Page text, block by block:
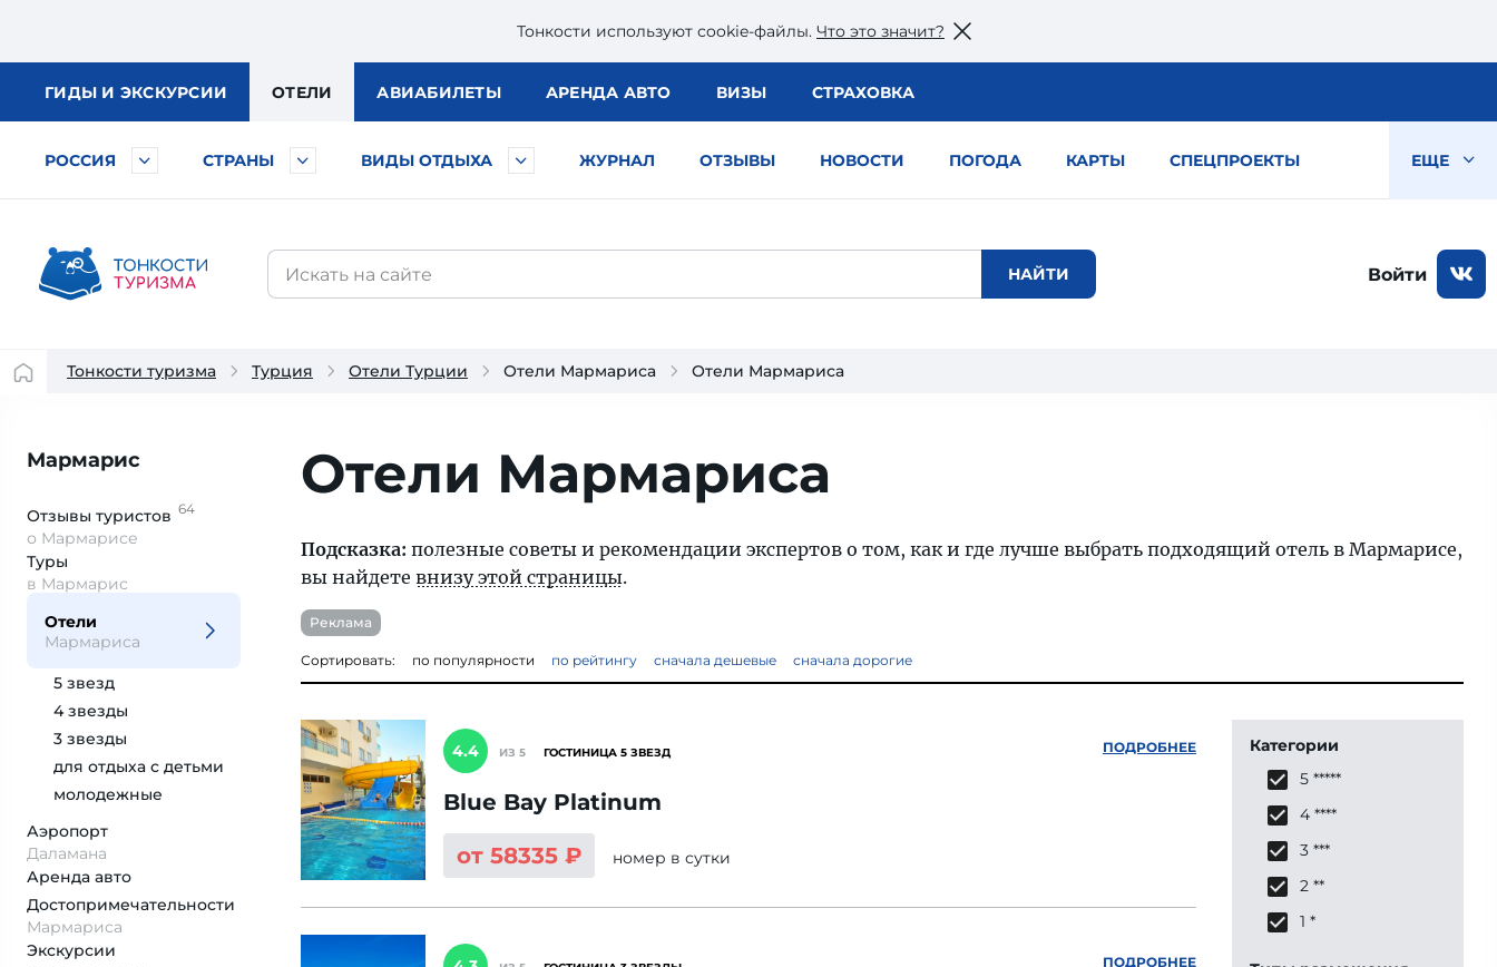
Тонкости используют сookie-файлы. Что это значит?
ГИДЫ И ЭКСКУРСИИ ОТЕЛИ АВИАБИЛЕТЫ АРЕНДА АВТО ВИЗЫ СТРАХОВКА
РОССИЯ СТРАНЫ ВИДЫ ОТДЫХА ЖУРНАЛ ОТЗЫВЫ НОВОСТИ ПОГОДА КАРТЫ СПЕЦПРОЕКТЫ ЕЩЕ
Войти
Тонкости туризма Турция Отели Турции Отели Мармариса Отели Мармариса
Мармарис
Отзывы туристов 64
о Мармарисе
Туры
в Мармарис
Отели
Мармариса
5 звезд
4 звезды
3 звезды
для отдыха с детьми
молодежные
Аэропорт
Даламана
Аренда авто
Достопримеча­тельности
Мармариса
Экскурсии
Отели Мармариса
Подсказка: полезные советы и рекомендации экспертов о том, как и где лучше выбрать подходящий отель в Мармарисе,
вы найдете внизу этой страницы.
Реклама
Сортировать: по популярности по рейтингу сначала дешевые сначала дорогие
4.4 ИЗ 5 ГОСТИНИЦА 5 ЗВЕЗД
Blue Bay Platinum
от 58335 ₽
номер в сутки
ПОДРОБНЕЕ
ПОДРОБНЕЕ
Категории
5 *****
4 ****
3 ***
2 **
1 *